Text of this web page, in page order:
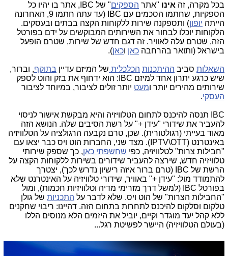
בכל מקרה, זה אינו "אתר הספקים
" של IBC, אתר בו יהיו כל
הספקיות, שחתמו הסכמים עם IBC (עד עתה חתמו 9, האחרונה
הייתה יופון) ותספקנה שירות ללקוחות הקצה בבתים ובעסקים.
הלקוחות יוכלו לבחור את השירותים המבוקשים על ידם בפורטל
הזה, שטרם עלה לאוויר. זה דגם חדש של שירות, שטרם הופעל
בישראל (ותואר בהרחבה כאן וכאן).
השאלות סביב ההיתכנות הכלכלית של המיזם עדיין בתוקף, וברור,
שיש כרגע יתרון אחד למיזם IBC: הוא ידחוף את בזק והוט לספק
שירותים מהירים יותר ומעט יותר זולים לציבור, במיוחד לציבור
העסקי.
IBC תנסה להיכנס לתחום הטלוויזיה והיא מבקשת אישור לניסוי
להעביר את שידורי "עידן +" על רשת הסיבים שלה. הנושא הזה
מאוד בעייתי (רגולטורית). שכן, טרם נקבעה הרגולציה על הטלוויזיה
באינטרנט (IPTV\OTT). מצד שני, החברות הוט ויס כבר יצאו עם
"חבילות צרות" לטלוויזיה, כפי שחשפתי כאן, כך שספק שירותי
טלוויזיה חדש, שירצה להעביר שידורים בשירות ללקוחות הקצה על
הרשת של IBC (טרם ברור איזה רישיון נדרש לכך), יצטרך
להתמודד מול: "עידן +" באוויר, שידורי טלוויזיה על האינטרנט שלא
בפורטל IBC (למשל דרך מזרימי מדיה וטלוויזיות חכמות), ומול
"החבילות הצרות" של הוט ויס. שלא לדבר על התכניות של גולן
טלקום וסלקום להיכנס לתחרות בתחום הזה. דהיינו: ריבוי שחקנים
ללא קהל יעד מוגדר וקיים, יוביל את היזמים הלא מנוסים הללו
(בעולם הטלוויזיה) היישר לפשיטת רגל...